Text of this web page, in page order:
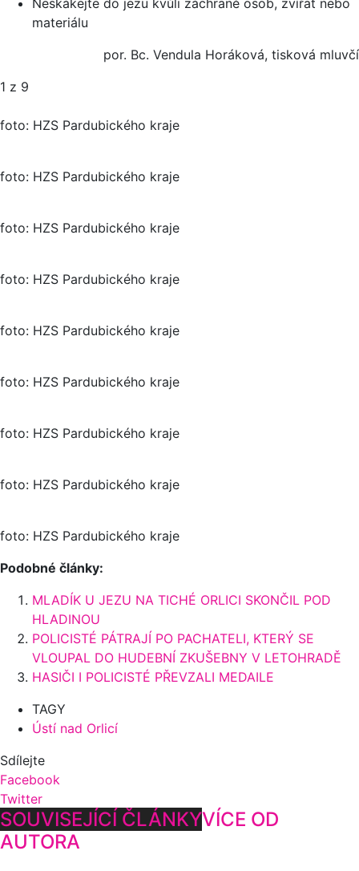
Neskákejte do jezu kvůli záchraně osob, zvířat nebo
materiálu
por. Bc. Vendula Horáková, tisková mluvčí
1 z 9
foto: HZS Pardubického kraje
foto: HZS Pardubického kraje
foto: HZS Pardubického kraje
foto: HZS Pardubického kraje
foto: HZS Pardubického kraje
foto: HZS Pardubického kraje
foto: HZS Pardubického kraje
foto: HZS Pardubického kraje
foto: HZS Pardubického kraje
Podobné články:
MLADÍK U JEZU NA TICHÉ ORLICI SKONČIL POD
HLADINOU
POLICISTÉ PÁTRAJÍ PO PACHATELI, KTERÝ SE
VLOUPAL DO HUDEBNÍ ZKUŠEBNY V LETOHRADĚ
HASIČI I POLICISTÉ PŘEVZALI MEDAILE
TAGY
Ústí nad Orlicí
Sdílejte
Facebook
Twitter
SOUVISEJÍCÍ ČLÁNKYVÍCE OD
AUTORA